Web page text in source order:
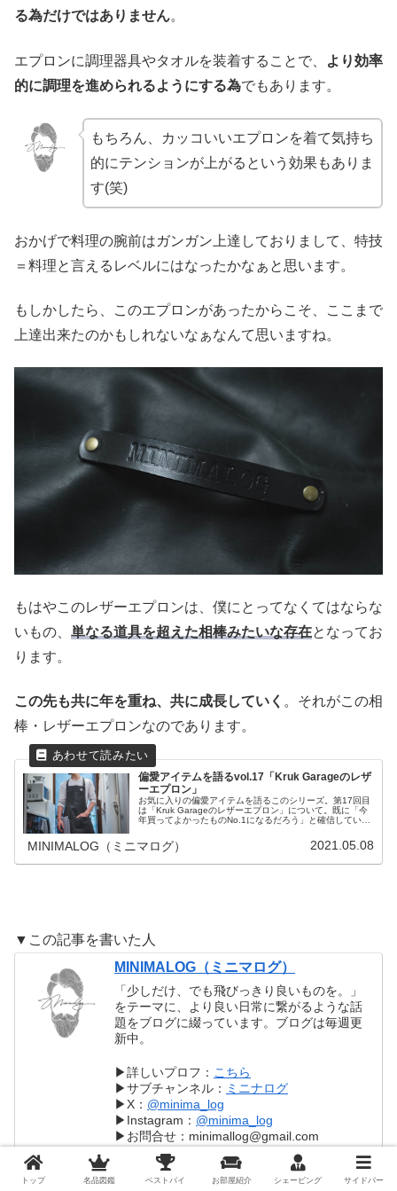
る為だけではありません。
エプロンに調理器具やタオルを装着することで、
より効率
的に調理を進められるようにする為でもあります。
もちろん、カッコいいエプロンを着て気持ち
的にテンションが上がるという効果もありま
す(笑)
おかげで料理の腕前はガンガン上達しておりまして、特技
＝料理と言えるレベルにはなったかなぁと思います。
もしかしたら、このエプロンがあったからこそ、ここまで
上達出来たのかもしれないなぁなんて思いますね。
もはやこのレザーエプロンは、僕にとってなくてはならな
いもの、 単なる道具を超えた相棒みたいな存在となってお
ります。
この先も共に年を重ね、共に成長していく 。それがこの相
棒・レザーエプロンなのであります。
偏愛アイテムを語るvol.17「Kruk Garageのレザ
ーエプロン」
お気に入りの偏愛アイテムを語るこのシリーズ。第17回目
は「Kruk Garageのレザーエプロン」について。既に「今
年買ってよかったものNo.1になるだろう」と確信している
ン」と言えます。
MINIMALOG（ミニマログ） 2021.05.08
▼この記事を書いた人
MINIMALOG（ミニマログ）
「少しだけ、でも飛びっきり良いものを。」
をテーマに、より良い日常に繋がるような話
題をブログに綴っています。ブログは毎週更
新中。
▶︎詳しいプロフ： こちら
▶︎サブチャンネル： ミニナログ
▶︎X： @minima_log
▶︎Instagram： @minima_log
▶︎お問合せ：minimallog@gmail.com
トップ 名品図鑑 ベストバイ お部屋紹介 シェービング サイドバー